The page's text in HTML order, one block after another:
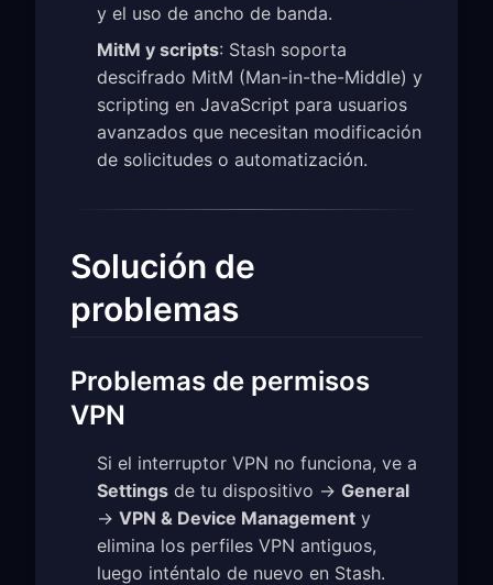
y el uso de ancho de banda.
MitM y scripts: Stash soporta
descifrado MitM (Man-in-the-Middle) y
scripting en JavaScript para usuarios
avanzados que necesitan modificación
de solicitudes o automatización.
Solución de
problemas
Problemas de permisos
VPN
Si el interruptor VPN no funciona, ve a
Settings de tu dispositivo → General
→ VPN & Device Management y
elimina los perfiles VPN antiguos,
luego inténtalo de nuevo en Stash.